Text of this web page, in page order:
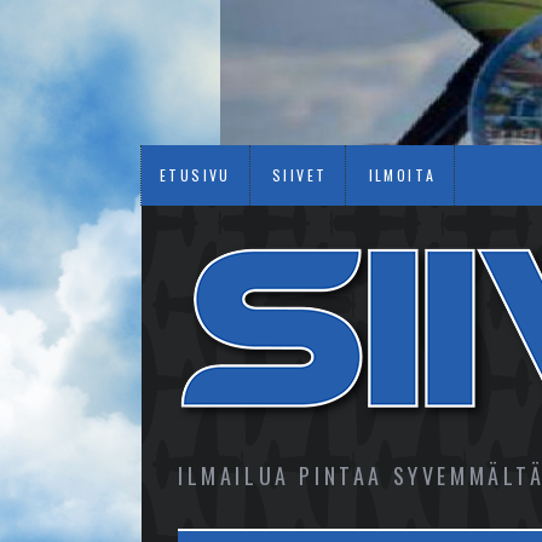
ETUSIVU SIIVET ILMOITA
ILMAILUA PINTAA